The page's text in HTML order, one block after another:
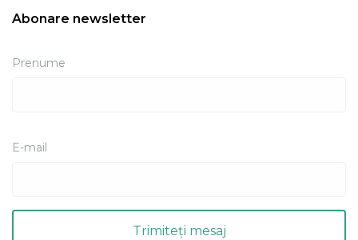
Abonare newsletter
Prenume
E-mail